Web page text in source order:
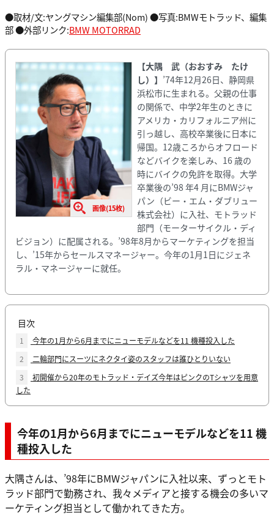
●取材/文:ヤングマシン編集部(Nom) ●写真:BMWモトラッド、編集
部 ●外部リンク:BMW MOTORRAD
画像(15枚)
【大隅 武（おおすみ たけ
し）】 ’74年12月26日、静岡県
浜松市に生まれる。父親の仕事
の関係で、中学2年生のときに
アメリカ・カリフォルニア州に
引っ越し、高校卒業後に日本に
帰国。12歳ころからオフロード
などバイクを楽しみ、16 歳の
時にバイクの免許を取得。大学
卒業後の’98 年4 月にBMWジャ
パン（ビー・エム・ダブリュー
株式会社）に入社、モトラッド
部門（モーターサイクル・ディ
ビジョン）に配属される。’98年8月からマーケティングを担当
し、’15年からセールスマネージャー。今年の1月1日にジェネ
ラル・マネージャーに就任。
目次
1
今年の1月から6月までにニューモデルなどを11 機種投入した
2
二輪部門にスーツにネクタイ姿のスタッフは誰ひとりいない
3
初開催から20年のモトラッド・デイズ今年はピンクのTシャツを用意
した
今年の1月から6月までにニューモデルなどを11 機
種投入した
大隅さんは、’98年にBMWジャパンに入社以来、ずっとモト
ラッド部門で勤務され、我々メディアと接する機会の多いマ
ーケティング担当として働かれてきた方。